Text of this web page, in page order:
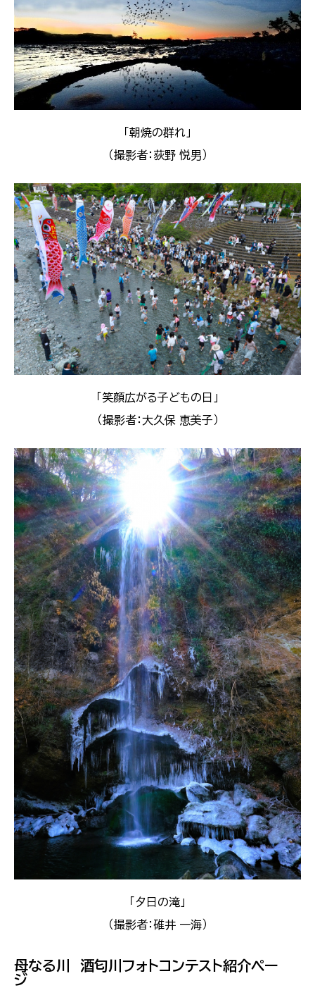
「朝焼の群れ」
（撮影者：荻野 悦男）
「笑顔広がる子どもの日」
（撮影者：大久保 恵美子）
「夕日の滝」
（撮影者：碓井 一海）
母なる川 酒匂川フォトコンテスト紹介ペー
ジ